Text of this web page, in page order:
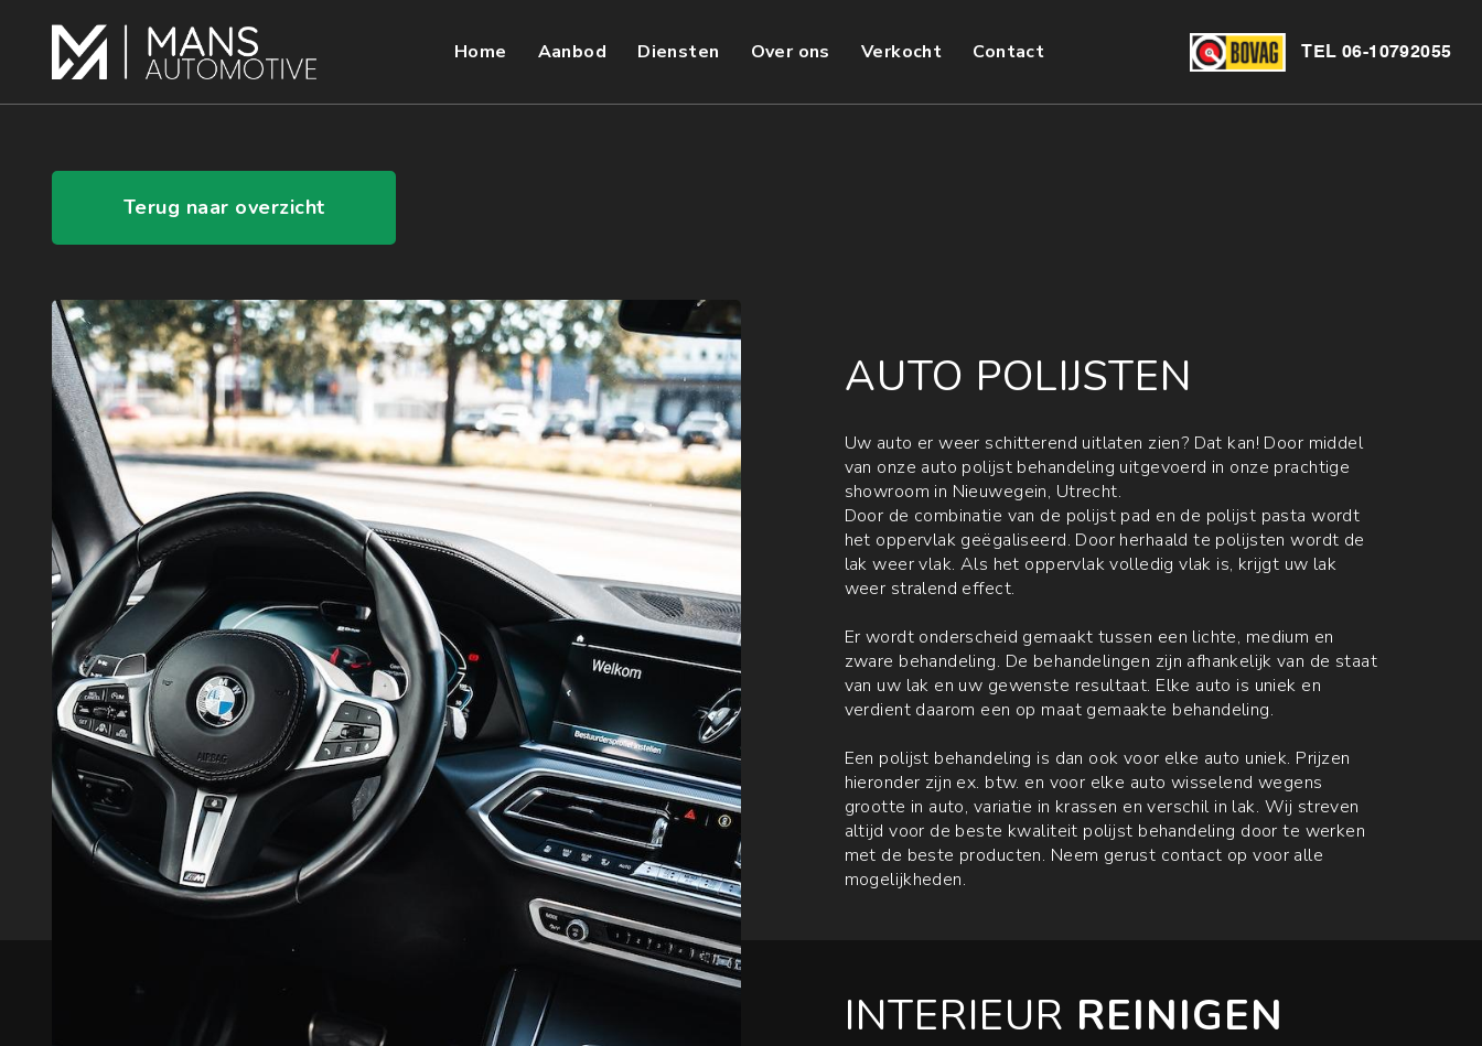
Home Aanbod Diensten Over ons Verkocht Contact TEL 06-10792055
Terug naar overzicht
AUTO POLIJSTEN
Uw auto er weer schitterend uitlaten zien? Dat kan! Door middel
van onze auto polijst behandeling uitgevoerd in onze prachtige
showroom in Nieuwegein, Utrecht.
Door de combinatie van de polijst pad en de polijst pasta wordt
het oppervlak geëgaliseerd. Door herhaald te polijsten wordt de
lak weer vlak. Als het oppervlak volledig vlak is, krijgt uw lak
weer stralend effect.
Er wordt onderscheid gemaakt tussen een lichte, medium en
zware behandeling. De behandelingen zijn afhankelijk van de staat
van uw lak en uw gewenste resultaat. Elke auto is uniek en
verdient daarom een op maat gemaakte behandeling.
Een polijst behandeling is dan ook voor elke auto uniek. Prijzen
hieronder zijn ex. btw. en voor elke auto wisselend wegens
grootte in auto, variatie in krassen en verschil in lak. Wij streven
altijd voor de beste kwaliteit polijst behandeling door te werken
met de beste producten. Neem gerust contact op voor alle
mogelijkheden.
INTERIEUR REINIGEN